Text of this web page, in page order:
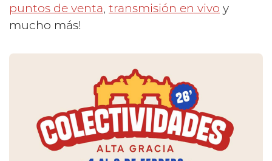
puntos de venta, transmisión en vivo y
mucho más!